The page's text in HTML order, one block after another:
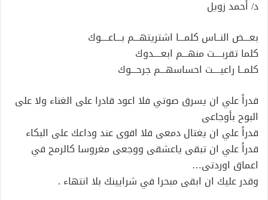
د/ أحمد زويل
بعـــض النــاس كلمـــا اشتريتهـــم بـــاعــــوك
كلما تقربــــت منهـــم ابعــــدوك
كلمــا راعيــــت احساسهـــم جرحـــوك
قدراً علي ان يسرق صوتي فلا اعود قادرا على الغناء ولا على
البوح بأوجاعى
قدراً علي ان يغتال دمعى فلا اقوى عند وداعك على البكاء
قدراً علي ان تبقى ياعشقى ووجعى مغروسا كالرمح في
اعماق اوردتى…
وقدر عليك ان ابقى مبحرا في شرايينك بلا انتهاء .